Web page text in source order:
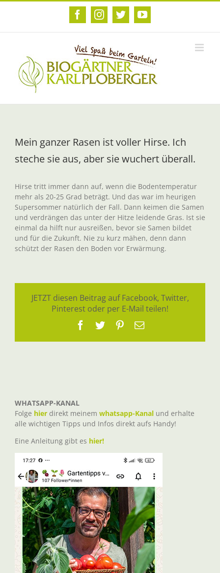
Zum
FacebookInstagram
TwitterYouTube
Mein ganzer Rasen ist voller Hirse. Ich
steche sie aus, aber sie wuchert überall.
Hirse tritt immer dann auf, wenn die Bodentemperatur
mehr als 20-25 Grad beträgt. Und das war im heurigen
Supersommer natürlich der Fall. Dann keimen die Samen
und verdrängen das unter der Hitze leidende Gras. Ist sie
einmal da hilft nur ausreißen, bevor sie Samen bildet
und für die Zukunft. Nie zu kurz mähen, denn dann
schützt der Rasen den Boden vor Erwärmung.
JETZT diesen Beitrag auf Facebook, Twitter,
Pinterest oder per E-Mail teilen!
Facebook
TwitterPinterest
E-
WHATSAPP-KANAL
Folge hier direkt meinem whatsapp-Kanal und erhalte
alle wichtigen Tipps und Infos direkt aufs Handy!
Eine Anleitung gibt es hier!